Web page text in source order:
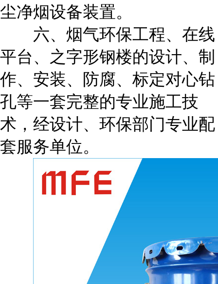
尘净烟设备装置。
六、烟气环保工程、在线
平台、之字形钢楼的设计、制
作、安装、防腐、标定对心钻
孔等一套完整的专业施工技
术，经设计、环保部门专业配
套服务单位。